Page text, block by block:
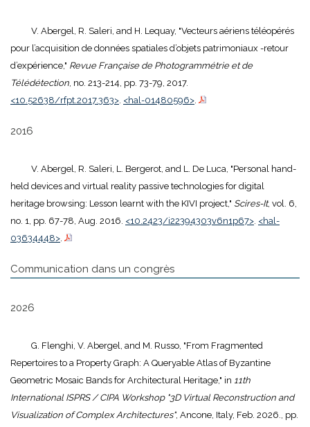
V. Abergel, R. Saleri, and H. Lequay, "Vecteurs aériens téléopérés
pour l’acquisition de données spatiales d’objets patrimoniaux -retour
d’expérience," Revue Française de Photogrammétrie et de
Télédétection , no. 213-214, pp. 73-79, 2017.
<10.52638/rfpt.2017.363> <hal-01480596>
2016
V. Abergel, R. Saleri, L. Bergerot, and L. De Luca, "Personal hand-
held devices and virtual reality passive technologies for digital
heritage browsing: Lesson learnt with the KIVI project," Scires-It, vol. 6,
no. 1, pp. 67-78, Aug. 2016. <10.2423/i22394303v6n1p67> <hal-
03634448>
Communication dans un congrès
2026
G. Flenghi, V. Abergel, and M. Russo, "From Fragmented
Repertoires to a Property Graph: A Queryable Atlas of Byzantine
Geometric Mosaic Bands for Architectural Heritage," in 11th
International ISPRS / CIPA Workshop "3D Virtual Reconstruction and
Visualization of Complex Architectures", Ancone, Italy, Feb. 2026., pp.